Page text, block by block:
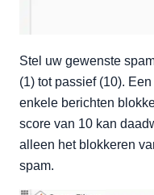
Stel uw gewenste
(1) tot passief (10).
enkele berichten
score van 10 kan
alleen het blokkeren
spam.